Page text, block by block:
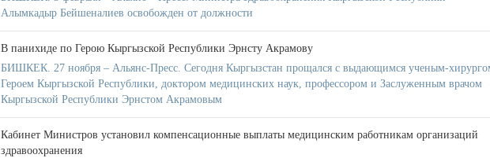
Алымкадыр Бейшеналиев освобожден от должности
В панихиде по Герою Кыргызской Республики Эрнсту Акрамову
БИШКЕК. 27 ноября – Альянс-Пресс. Сегодня Кыргызстан прощался с выдающимся ученым-
Героем Кыргызской Республики, доктором медицинских наук, профессором и Заслуженным врачом
Кыргызской Республики Эрнстом Акрамовым
Кабинет Министров установил компенсационные выплаты медицинским работникам организаций
здравоохранения